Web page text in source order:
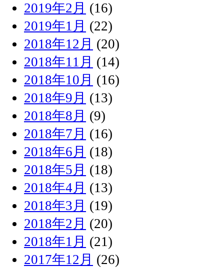
2019年2月 (16)
2019年1月 (22)
2018年12月 (20)
2018年11月 (14)
2018年10月 (16)
2018年9月 (13)
2018年8月 (9)
2018年7月 (16)
2018年6月 (18)
2018年5月 (18)
2018年4月 (13)
2018年3月 (19)
2018年2月 (20)
2018年1月 (21)
2017年12月 (26)